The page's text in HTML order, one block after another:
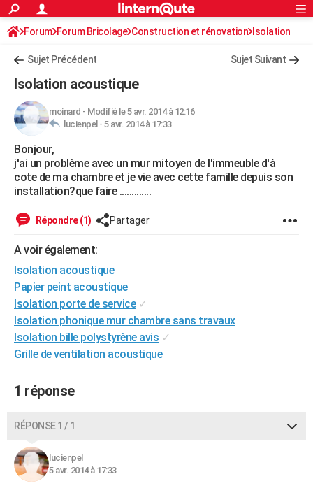
ACTUALITÉS
Politique
Société
Faits Divers
Education
Monde
Villes
+
FINANCE
Retraite
Impôts
Epargne
Immobilier
Risques naturels par ville
Banque
Assurance
Crédit
AUTO
Essais
Réserver un essai
Citadines
Berlines
SUV
Forum auto
+HIGH-TECH
Mobiles
Meilleur smartphone
Internet
Ordinateurs
Jeux vidéo
Guide high-tech
+BRICOLAGE
Forum
Aménagement intérieur
Extérieur
Cuisine
Salle de bains
Jardinage
Rangement
WEEK-END
LIFESTYLE
Art de vivre
Bien-être
Loisirs
Mode
Modes de vie
SANTE
Alimentation
Guide de la santé
Maladies
Médicaments
Sommeil
VOYAGE
Destinations
City break
Voyage nature
Voyage de noces
Forum
Climat
+PHOTO
GUIDES D'ACHAT
BONS PLANS
Dictionnaire
Biographies
Citations
Expressions
Proverbes
PROGRAMME TV
Rechercher
S'inscrire
Connexion
Forum Forum Bricolage Construction et rénovation Isolation
Sujet Précédent Sujet Suivant
Isolation acoustique
moinard - Modifié le 5 avr. 2014 à 12:16
lucienpel - 5 avr. 2014 à 17:33
Bonjour,
j'ai un problème avec un mur mitoyen de l'immeuble d'à
cote de ma chambre et je vie avec cette famille depuis son
installation?que faire .............
Répondre (1) Partager
A voir également:
Isolation acoustique
Papier peint acoustique
Isolation porte de service ✓
Isolation phonique mur chambre sans travaux
Isolation bille polystyrène avis ✓
Grille de ventilation acoustique
1 réponse
RÉPONSE 1 / 1
lucienpel
5 avr. 2014 à 17:33